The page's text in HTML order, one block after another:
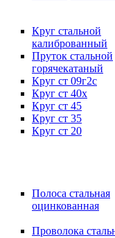
Круг стальной
калиброванный
Пруток стальной
горячекатаный
Круг ст 09г2с
Круг ст 40х
Круг ст 45
Круг ст 35
Круг ст 20
Полоса стальная
оцинкованная
Проволока